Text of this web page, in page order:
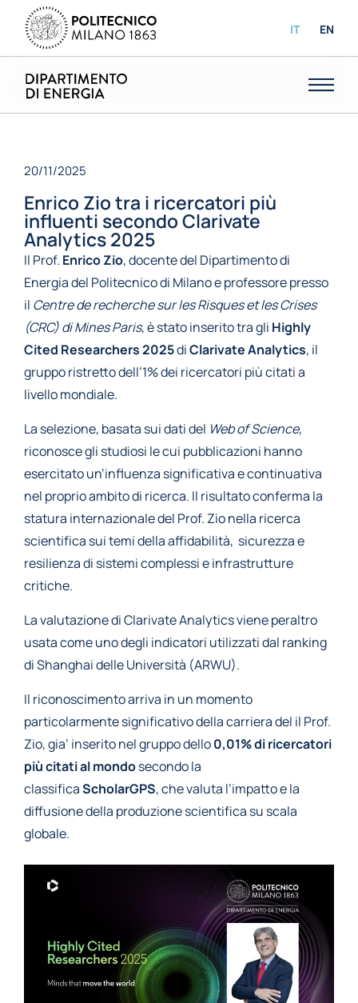
IT EN
20/11/2025
Enrico Zio tra i ricercatori più
influenti secondo Clarivate
Analytics 2025
Il Prof. Enrico Zio, docente del Dipartimento di
Energia del Politecnico di Milano e professore presso
il Centre de recherche sur les Risques et les Crises
(CRC) di Mines Paris, è stato inserito tra gli Highly
Cited Researchers 2025diClarivate Analytics, il
gruppo ristretto dell’1% dei ricercatori più citati a
livello mondiale.
La selezione, basata sui dati del Web of Science,
riconosce gli studiosi le cui pubblicazioni hanno
esercitato un’influenza significativa e continuativa
nel proprio ambito di ricerca. Il risultato conferma la
statura internazionale del Prof. Zio nella ricerca
scientifica sui temi della affidabilità, sicurezza e
resilienza di sistemi complessi e infrastrutture
critiche.
La valutazione di Clarivate Analytics viene peraltro
usata come uno degli indicatori utilizzati dal ranking
di Shanghai delle Università (ARWU).
Il riconoscimento arriva in un momento
particolarmente significativo della carriera del il Prof.
Zio, gia’ inserito nel gruppo dello0,01% di ricercatori
più citati al mondosecondo la
classificaScholarGPS, che valuta l’impatto e la
diffusione della produzione scientifica su scala
globale.